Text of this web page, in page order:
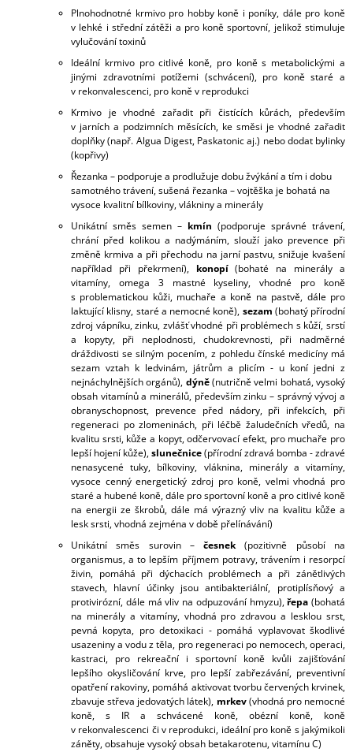
Plnohodnotné krmivo pro hobby koně i poníky, dále pro koně
v lehké i střední zátěži a pro koně sportovní, jelikož stimuluje
vylučování toxinů
Ideální krmivo pro citlivé koně, pro koně s metabolickými a
jinými zdravotními potížemi (schvácení), pro koně staré a
v rekonvalescenci, pro koně v reprodukci
Krmivo je vhodné zařadit při čistících kůrách, především
v jarních a podzimních měsících, ke směsi je vhodné zařadit
doplňky (např. Algua Digest, Paskatonic aj.) nebo dodat bylinky
(kopřivy)
Řezanka – podporuje a prodlužuje dobu žvýkání a tím i dobu
samotného trávení, sušená řezanka – vojtěška je bohatá na
vysoce kvalitní bílkoviny, vlákniny a minerály
Unikátní směs semen – kmín (podporuje správné trávení,
chrání před kolikou a nadýmáním, slouží jako prevence při
změně krmiva a při přechodu na jarní pastvu, snižuje kvašení
například při překrmení), konopí(bohaté na minerály a
vitamíny, omega 3 mastné kyseliny, vhodné pro koně
s problematickou kůži, muchaře a koně na pastvě, dále pro
laktující klisny, staré a nemocné koně), sezam (bohatý přírodní
zdroj vápníku, zinku, zvlášť vhodné při problémech s kůží, srstí
a kopyty, při neplodnosti, chudokrevnosti, při nadměrné
dráždivosti se silným pocením, z pohledu čínské medicíny má
sezam vztah k ledvinám, játrům a plicím - u koní jedni z
nejnáchylnějších orgánů), dýně(nutričně velmi bohatá, vysoký
obsah vitamínů a minerálů, především zinku – správný vývoj a
obranyschopnost, prevence před nádory, při infekcích, při
regeneraci po zlomeninách, při léčbě žaludečních vředů, na
kvalitu srsti, kůže a kopyt, odčervovací efekt, pro muchaře pro
lepší hojení kůže),slunečnice(přírodní zdravá bomba - zdravé
nenasycené tuky, bílkoviny, vláknina, minerály a vitamíny,
vysoce cenný energetický zdroj pro koně, velmi vhodná pro
staré a hubené koně, dále pro sportovní koně a pro citlivé koně
na energii ze škrobů, dále má výrazný vliv na kvalitu kůže a
lesk srsti, vhodná zejména v době přelínávání)
Unikátní směs surovin –česnek(pozitivně působí na
organismus, a to lepším příjmem potravy, trávením i resorpcí
živin, pomáhá při dýchacích problémech a při zánětlivých
stavech, hlavní účinky jsou antibakteriální, protiplísňový a
protivirózní, dále má vliv na odpuzování hmyzu),řepa (bohatá
na minerály a vitamíny, vhodná pro zdravou a lesklou srst,
pevná kopyta, pro detoxikaci - pomáhá vyplavovat škodlivé
usazeniny a vodu z těla, pro regeneraci po nemocech, operaci,
kastraci, pro rekreační i sportovní koně kvůli zajišťování
lepšího okysličování krve, pro lepší zabřezávání, preventivní
opatření rakoviny, pomáhá aktivovat tvorbu červených krvinek,
zbavuje střeva jedovatých látek), mrkev(vhodná pro nemocné
koně, s IR a schvácené koně, obézní koně, koně
v rekonvalescenci či v reprodukci, ideální pro koně s jakýmikoli
záněty, obsahuje vysoký obsah betakarotenu, vitamínu C)